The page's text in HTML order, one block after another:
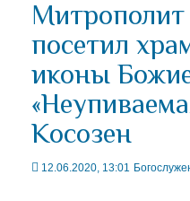
посетил
иконы
Косозен
12.06.2020, 13:01